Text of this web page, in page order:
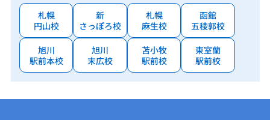
札幌
円山校
新
さっぽろ校
札幌
麻生校
函館
五稜郭校
旭川
駅前本校
旭川
末広校
苫小牧
駅前校
東室蘭
駅前校